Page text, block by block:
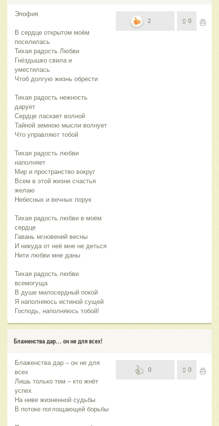
Эпофия
В сердце открытом моём
поселилась
Тихая радость Любви
Гнёздышко свила и
уместилась
Чтоб долгую жизнь обрести
Тихая радость нежность
дарует
Сердце ласкает волной
Тайной земною мысли волнует
Что управляют тобой
Тихая радость любви
наполняет
Мир и пространство вокруг
Всем в этой жизни счастья
желаю
Небесных и вечных порук
Тихая радость любви в моём
сердце
Гавань мгновений весны
И никуда от неё мне не деться
Нити любви мне даны
Тихая радость любви
всемогуща
В душе милосердный покой
Я наполняюсь истиной сущей
Господь, наполняюсь тобой!
2 0
Блаженства дар… он не для всех!
Блаженства дар – он не для
всех
Лишь только тем – кто жнёт
успех
На ниве жизненной судьбы
В потоке поглощающей борьбы
0 0